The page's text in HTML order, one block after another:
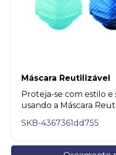
Máscara Reutilizável
Proteja-se com estilo
usando a Máscara
SKB-4367361dd755